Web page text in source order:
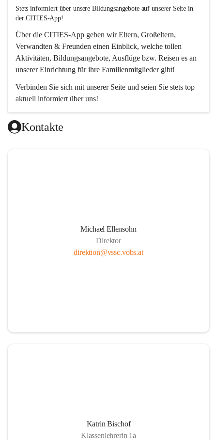
Stets informiert über unsere Bildungsangebote auf unserer Seite in
der CITIES-App!
Über die CITIES-App geben wir Eltern, Großeltern,
Verwandten & Freunden einen Einblick, welche tollen
Aktivitäten, Bildungsangebote, Ausflüge bzw. Reisen es an
unserer Einrichtung für ihre Familienmitglieder gibt!
Verbinden Sie sich mit unserer Seite und seien Sie stets top
aktuell informiert über uns!
Kontakte
Michael Ellensohn
Direktor
direktion@vssc.vobs.at
Katrin Bischof
Klassenlehrerin 1a